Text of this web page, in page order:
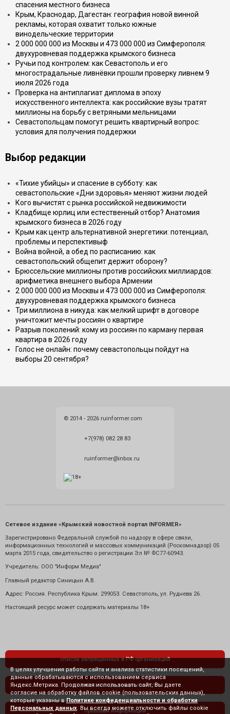
спасения местного бизнеса
Крым, Краснодар, Дагестан: география новой винной
рекламы, которая охватит только южные
винодельческие территории
2 000 000 000 из Москвы и 473 000 000 из Симферополя:
двухуровневая поддержка крымского бизнеса
Ручьи под контролем: как Севастополь и его
многострадальные ливнёвки прошли проверку ливнем 9
июля 2026 года
Проверка на антиплагиат диплома в эпоху
искусственного интеллекта: как российские вузы тратят
миллионы на борьбу с ветряными мельницами
Севастопольцам помогут решить квартирный вопрос:
условия для получения поддержки
Выбор редакции
«Тихие убийцы» и спасение в субботу: как
севастопольские «Дни здоровья» меняют жизни людей
Кого вычистят с рынка российской недвижимости
Кладбище юрлиц или естественный отбор? Анатомия
крымского бизнеса в 2026 году
Крым как центр альтернативной энергетики: потенциал,
проблемы и перспективыф
Война войной, а обед по расписанию: как
севастопольский общепит держит оборону?
Брюссельские миллионы против российских миллиардов:
арифметика внешнего выбора Армении
2 000 000 000 из Москвы и 473 000 000 из Симферополя:
двухуровневая поддержка крымского бизнеса
Три миллиона в никуда: как мелкий шрифт в договоре
уничтожит мечты россиян о квартире
Разрыв поколений: кому из россиян по карману первая
квартира в 2026 году
Голос не онлайн: почему севастопольцы пойдут на
выборы 20 сентября?
© 2014 - 2026 ruinformer.com
+7(978) 082 28 83
ruinformer@inbox.ru
Сетевое издание «Крымский новостной портал INFORMER»
Зарегистрировано Федеральной службой по надзору в сфере связи,
информационных технологий и массовых коммуникаций (Роскомнадзор) 05
марта 2015 года, свидетельство о регистрации Эл № ФС77-60943.
Учредитель: ООО "Информ Медиа"
Главный редактор Синицын А.В.
Адрес: Россия. Республика Крым. 299053. Севастополь, ул. Руднева 26.
Настоящий ресурс может содержать материалы 18+
список запрещенных в РФ организаций
политика конфиденциальности
правовая информация
В целях улучшения работы сайта и анализа статистики посещений,
данные обрабатываются с использованием сервиса
Яндекс.Метрика. Продолжая использовать сайт, Вы даете
согласие на обработку файлов cookie (пользовательских данных),
которые указаны в Политике конфиденциальности и обработки
Персональных данных . Вы всегда можете отключить файлы cookie